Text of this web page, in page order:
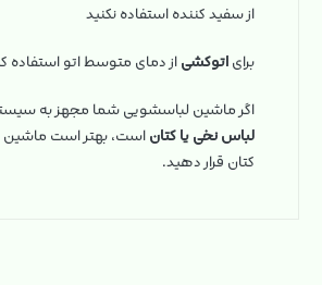
از سفید کننده استفاده نکنید
برایاتوکشیاز دمای متوسط اتو استفاده
اگر ماشین لباسشویی شما مجهز به
لباس نخی یا کتاناست، بهتر است ماشین
کتان قرار دهید.